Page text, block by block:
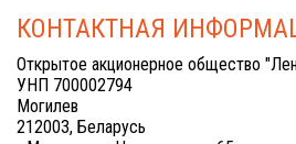
КОНТАКТНАЯ
Открытое акционерное общество
УНП 700002794
Могилев
212003, Беларусь